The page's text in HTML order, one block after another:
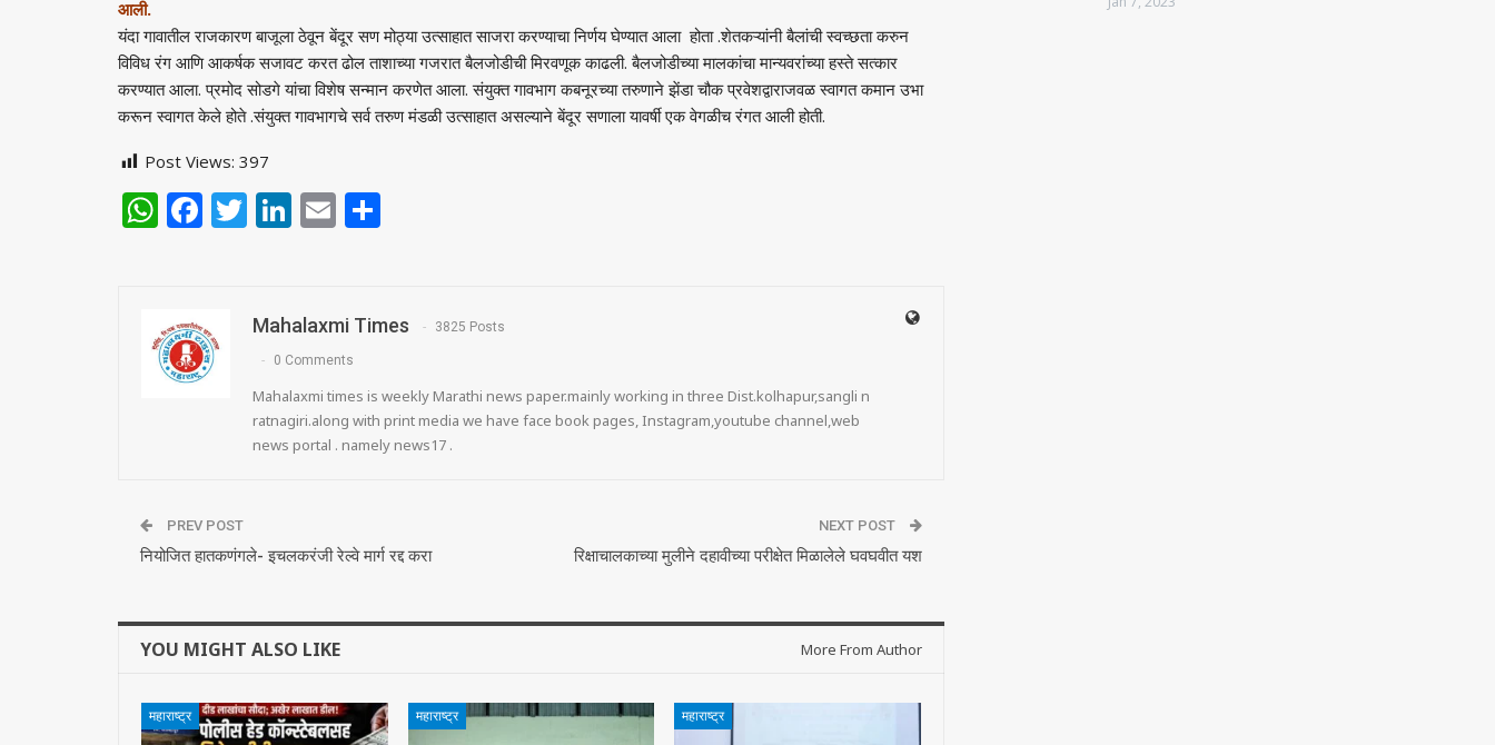
आली.
यंदा गावातील राजकारण बाजूला ठेवून बेंदूर सण मोठ्या उत्साहात साजरा करण्याचा निर्णय घेण्यात आला होता .शेतकऱ्यांनी बैलांची स्वच्छता करुन
विविध रंग आणि आकर्षक सजावट करत ढोल ताशाच्या गजरात बैलजोडीची मिरवणूक काढली. बैलजोडीच्या मालकांचा मान्यवरांच्या हस्ते सत्कार
करण्यात आला. प्रमोद सोडगे यांचा विशेष सन्मान करणेत आला. संयुक्त गावभाग कबनूरच्या तरुणाने झेंडा चौक प्रवेशद्वाराजवळ स्वागत कमान उभा
करून स्वागत केले होते .संयुक्त गावभागचे सर्व तरुण मंडळी उत्साहात असल्याने बेंदूर सणाला यावर्षी एक वेगळीच रंगत आली होती.
Post Views: 397
WhatsApp
Facebook
Twitter
LinkedIn
Email
Mahalaxmi Times 3825 Posts
0 Comments
Mahalaxmi times is weekly Marathi news paper.mainly working in three Dist.kolhapur,sangli n
ratnagiri.along with print media we have face book pages, Instagram,youtube channel,web
news portal . namely news17 .
PREV POST
नियोजित हातकणंगले- इचलकरंजी रेल्वे मार्ग रद्द करा
NEXT POST
रिक्षाचालकाच्या मुलीने दहावीच्या परीक्षेत मिळालेले घवघवीत यश
YOU MIGHT ALSO LIKE More From Author
महाराष्ट्र महाराष्ट्र महाराष्ट्र